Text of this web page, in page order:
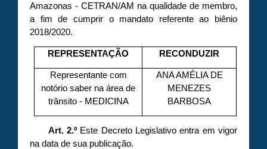
Amazonas - CETRAN/AM na qualidade de membro,
a fim de cumprir o mandato referente ao biênio
2018/2020.
REPRESENTAÇÃO RECONDUZIR
Representante com
notório saber na área de
trânsito - MEDICINA
ANA AMÉLIA DE
MENEZES
BARBOSA
Art. 2.ºEste Decreto Legislativo entra em vigor
na data de sua publicação.